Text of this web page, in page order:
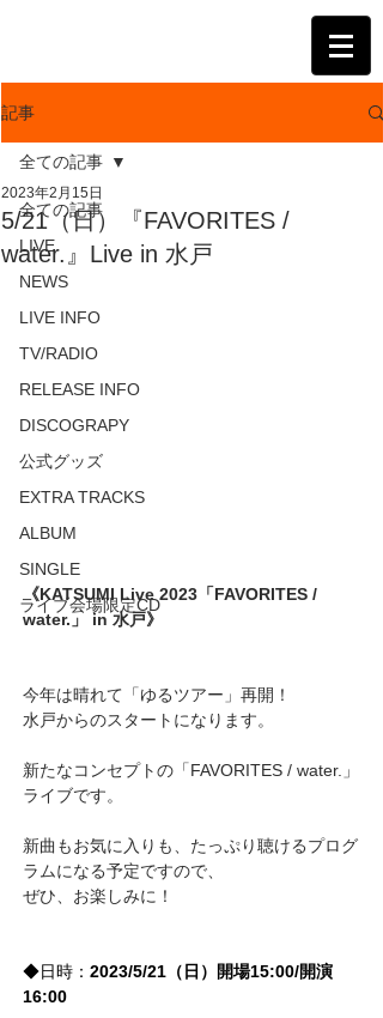
記事
全ての記事
LIVE
NEWS
LIVE INFO
TV/RADIO
RELEASE INFO
DISCOGRAPY
公式グッズ
EXTRA TRACKS
ALBUM
SINGLE
ライブ会場限定CD
全ての記事
5/21（日）『FAVORITES /
water.』Live in 水戸
2023年2月15日
《KATSUMI Live 2023「FAVORITES /
water.」 in 水戸》
今年は晴れて「ゆるツアー」再開！
水戸からのスタートになります。
新たなコンセプトの「FAVORITES / water.」
ライブです。
新曲もお気に入りも、たっぷり聴けるプログ
ラムになる予定ですので、
ぜひ、お楽しみに！
◆日時： 2023/5/21（日）開場15:00/開演
16:00